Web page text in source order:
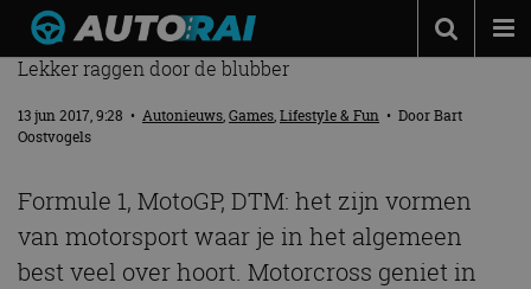
Autonieuws
Podcast
Automerken
Adverteren
MXGP 3 – GAMEREVIEW
Lekker raggen door de blubber
13 jun 2017, 9:28 • Autonieuws,Games,Lifestyle & Fun • DoorBart
Oostvogels
Formule 1, MotoGP, DTM: het zijn vormen
van motorsport waar je in het algemeen
best veel over hoort. Motorcross geniet in